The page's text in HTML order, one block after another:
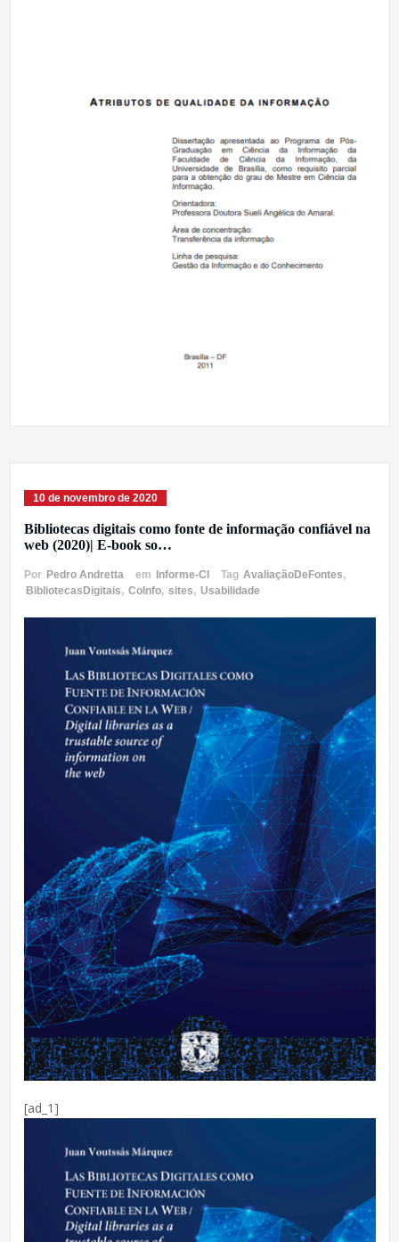
10 de novembro de 2020
Bibliotecas digitais como fonte de informação confiável na
web (2020)| E-book so…
Por Pedro Andretta em Informe-CI Tag AvaliaçãoDeFontes,
BibliotecasDigitais, CoInfo, sites, Usabilidade
[ad_1]